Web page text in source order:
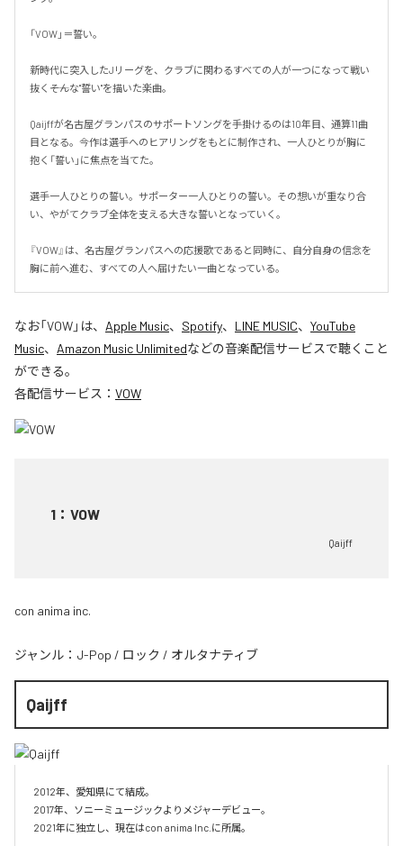
「VOW」＝誓い。
新時代に突入したJリーグを、クラブに関わるすべての人が一つになって戦い
抜く――そんな"誓い"を描いた楽曲。
Qaijffが名古屋グランパスのサポートソングを手掛けるのは10年目、通算11曲
目となる。今作は選手へのヒアリングをもとに制作され、一人ひとりが胸に
抱く「誓い」に焦点を当てた。
選手一人ひとりの誓い。サポーター一人ひとりの誓い。その想いが重なり合
い、やがてクラブ全体を支える大きな誓いとなっていく。
『VOW』は、名古屋グランパスへの応援歌であると同時に、自分自身の信念を
胸に前へ進む、すべての人へ届けたい一曲となっている。
なお「VOW」は、 Apple Music、 Spotify、 LINE MUSIC、 YouTube
Music、 Amazon Music Unlimitedなどの音楽配信サービスで聴くこと
ができる。
各配信サービス： VOW
1 ： VOW
Qaijff
con anima inc.
ジャンル： J-Pop / ロック / オルタナティブ
Qaijff
2012年、愛知県にて結成。
2017年、ソニーミュージックよりメジャーデビュー。
2021年に独立し、現在はcon anima Inc.に所属。